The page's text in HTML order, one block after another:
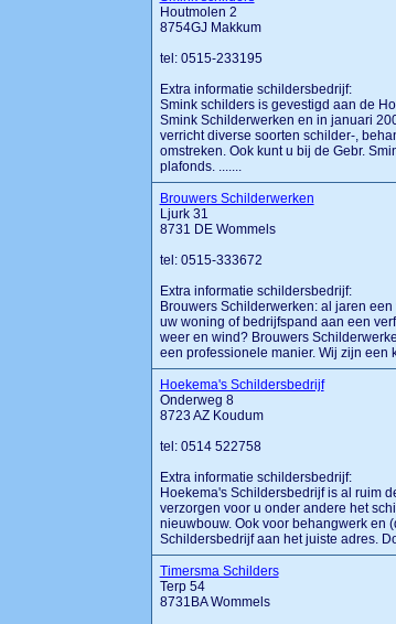
Houtmolen 2
8754GJ Makkum
tel: 0515-233195
Extra informatie schildersbedrijf:
Smink schilders is gevestigd aan de
Smink Schilderwerken en in januari
verricht diverse soorten schilder-,
omstreken. Ook kunt u bij de Gebr.
plafonds. .......
Brouwers Schilderwerken
Ljurk 31
8731 DE Wommels
tel: 0515-333672
Extra informatie schildersbedrijf:
Brouwers Schilderwerken: al jaren
uw woning of bedrijfspand aan een
weer en wind? Brouwers
een professionele manier. Wij zijn een
Hoekema's Schildersbedrijf
Onderweg 8
8723 AZ Koudum
tel: 0514 522758
Extra informatie schildersbedrijf:
Hoekema's Schildersbedrijf is al ruim
verzorgen voor u onder andere het
nieuwbouw. Ook voor behangwerk en
Schildersbedrijf aan het juiste adres.
Timersma Schilders
Terp 54
8731BA Wommels